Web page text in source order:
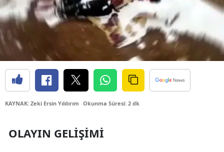
Çanakkale
Çankırı
Çorum
Diyarbakır
KAYNAK: Zeki Ersin Yıldırım Okunma Süresi: 2 dk
OLAYIN GELIŞIMI